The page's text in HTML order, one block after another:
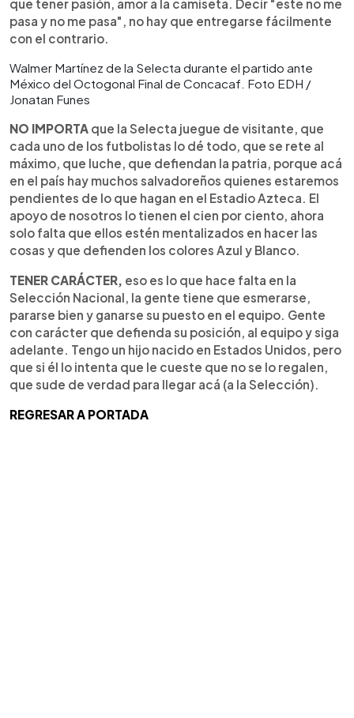
que tener pasión, amor a la camiseta. Decir "este no me
pasa y no me pasa", no hay que entregarse fácilmente
con el contrario.
Walmer Martínez de la Selecta durante el partido ante
México del Octogonal Final de Concacaf. Foto EDH /
Jonatan Funes
NO IMPORTA que la Selecta juegue de visitante, que
cada uno de los futbolistas lo dé todo, que se rete al
máximo, que luche, que defiendan la patria, porque acá
en el país hay muchos salvadoreños quienes estaremos
pendientes de lo que hagan en el Estadio Azteca. El
apoyo de nosotros lo tienen el cien por ciento, ahora
solo falta que ellos estén mentalizados en hacer las
cosas y que defienden los colores Azul y Blanco.
TENER CARÁCTER, eso es lo que hace falta en la
Selección Nacional, la gente tiene que esmerarse,
pararse bien y ganarse su puesto en el equipo. Gente
con carácter que defienda su posición, al equipo y siga
adelante. Tengo un hijo nacido en Estados Unidos, pero
que si él lo intenta que le cueste que no se lo regalen,
que sude de verdad para llegar acá (a la Selección).
REGRESAR A PORTADA